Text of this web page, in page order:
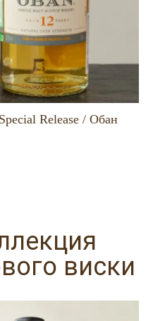
Release / Обан
виски